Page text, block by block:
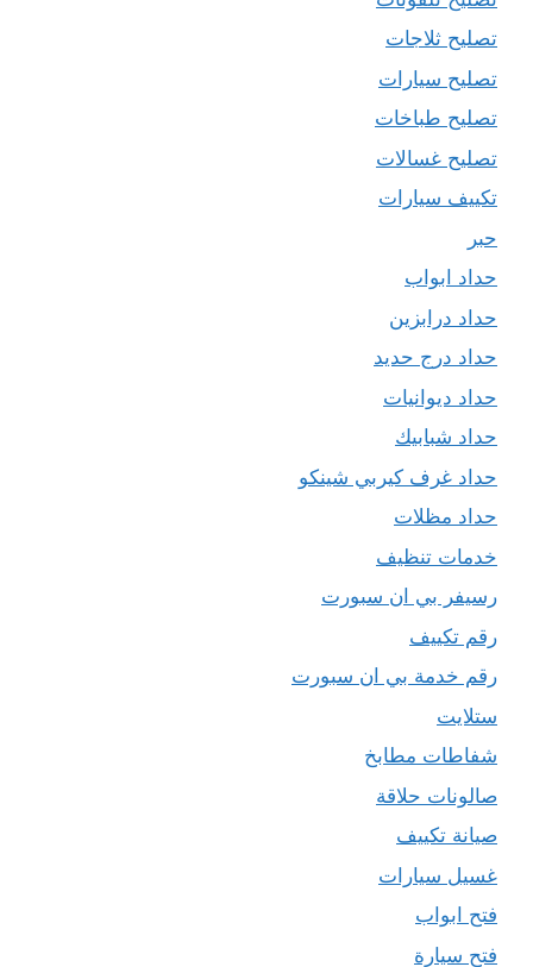
تصليح ثلاجات
تصليح سيارات
تصليح طباخات
تصليح غسالات
تكييف سيارات
حبر
حداد ابواب
حداد درابزين
حداد درج حديد
حداد ديوانيات
حداد شبابيك
حداد غرف كيربي شينكو
حداد مظلات
خدمات تنظيف
رسيفر بي ان سبورت
رقم تكييف
رقم خدمة بي ان سبورت
ستلايت
شفاطات مطابخ
صالونات حلاقة
صيانة تكييف
غسيل سيارات
فتح ابواب
فتح سيارة